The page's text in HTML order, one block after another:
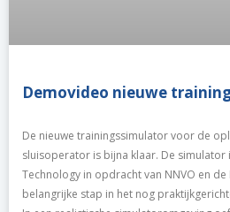
Demovideo nieuwe
De nieuwe trainingssimulator voor de
sluisoperator is bijna klaar. De simulator
Technology in opdracht van NNVO en
belangrijke stap in het nog